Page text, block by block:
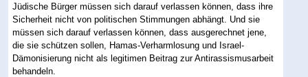
Jüdische Bürger müssen sich darauf verlassen können, dass ihre
Sicherheit nicht von politischen Stimmungen abhängt. Und sie
müssen sich darauf verlassen können, dass ausgerechnet jene,
die sie schützen sollen, Hamas-Verharmlosung und Israel-
Dämonisierung nicht als legitimen Beitrag zur Antirassismusarbeit
behandeln.